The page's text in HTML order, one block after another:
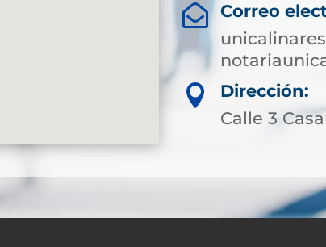

Correo

Dirección:
Calle 3